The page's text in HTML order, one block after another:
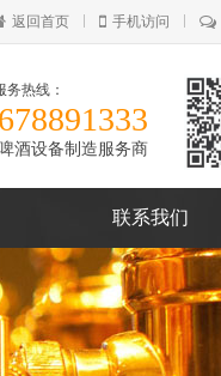
返回首页 手机访问
务热线：
酒设备制造服务商
联系我们